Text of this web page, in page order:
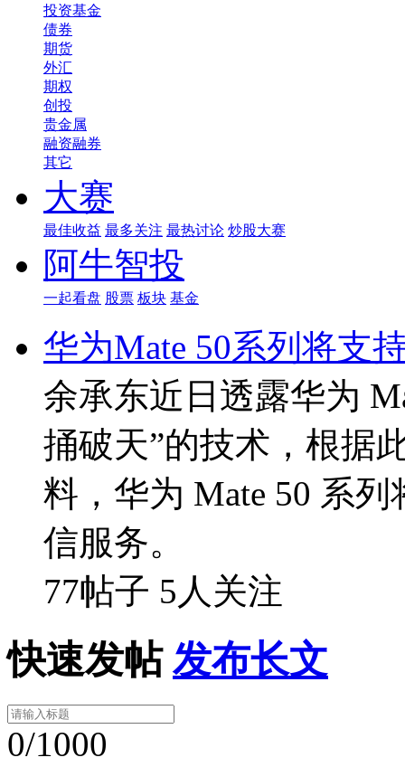
投资基金
债券
期货
外汇
期权
创投
贵金属
融资融券
其它
大赛
最佳收益 最多关注 最热讨论 炒股大赛
阿牛智投
一起看盘 股票 板块 基金
华为Mate 50系列将支
余承东近日透露华为
捅破天”的技术，根据
料，华为 Mate 50 系
信服务。
77帖子 5人关注
快速发帖 发布长文
0/1000